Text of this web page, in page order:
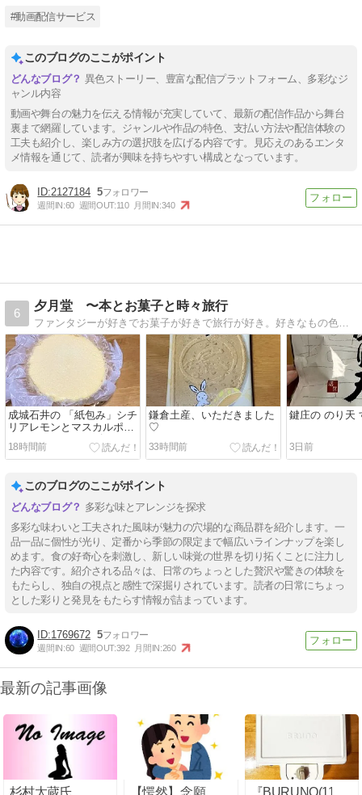
#動画配信サービス
このブログのここがポイント
異色ストーリー、豊富な配信プラットフォーム、多彩なジ
ャンル内容
動画や舞台の魅力を伝える情報が充実していて、最新の配信作品から舞台
裏まで網羅しています。ジャンルや作品の特色、支払い方法や配信体験の
工夫も紹介し、楽しみ方の選択肢を広げる内容です。見応えのあるエンタ
メ情報を通じて、読者が興味を持ちやすい構成となっています。
2127184 5
週間IN:60 週間OUT:110 月間IN:340
6
夕月堂 〜本とお菓子と時々旅行
ファンタジーが好きでお菓子が好きで旅行が好き。好きなもの色々、気の向くままに綴っています。
成城石井の 「紙包み」シチ
リアレモンとマスカルポー
ネのベイクドチーズケーキ
18時間前
鎌倉土産、いただきました
♡
33時間前
鍵庄の のり天
3日前
このブログのここがポイント
多彩な味とアレンジを探求
多彩な味わいと工夫された風味が魅力の穴場的な商品群を紹介します。一
品一品に個性が光り、定番から季節の限定まで幅広いラインナップを楽し
めます。食の好奇心を刺激し、新しい味覚の世界を切り拓くことに注力し
た内容です。紹介される品々は、日常のちょっとした贅沢や驚きの体験を
もたらし、独自の視点と感性で深掘りされています。読者の日常にちょっ
とした彩りと発見をもたらす情報が詰まっています。
1769672 5
週間IN:60 週間OUT:392 月間IN:260
最新の記事画像
杉村太蔵氏、 【愕然】念願 『BURUNO(11)』